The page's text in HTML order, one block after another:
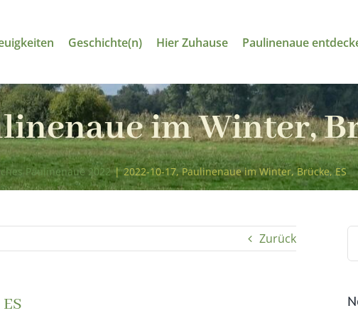
Geschichte(n) Hier Zuhause Paulinenaue
im Winter,
Paulinenaue 2022 | 2022-10-17, Paulinenaue im Winter, Brücke, ES
Zurück